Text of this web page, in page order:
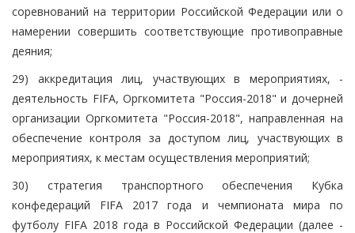
соревнований на территории Российской Федерации или о
намерении совершить соответствующие противоправные
деяния;
29) аккредитация лиц, участвующих в мероприятиях, -
деятельность FIFA, Оргкомитета "Россия-2018" и дочерней
организации Оргкомитета "Россия-2018", направленная на
обеспечение контроля за доступом лиц, участвующих в
мероприятиях, к местам осуществления мероприятий;
30) стратегия транспортного обеспечения Кубка
конфедераций FIFA 2017 года и чемпионата мира по
футболу FIFA 2018 года в Российской Федерации (далее -